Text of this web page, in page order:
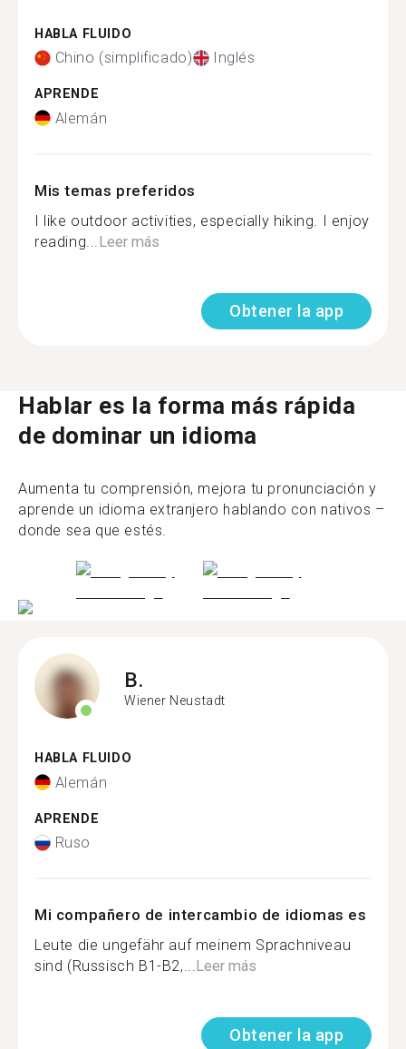
HABLA FLUIDO
Chino (simplificado) Inglés
APRENDE
Alemán
Mis temas preferidos
I like outdoor activities, especially hiking. I enjoy
reading... Leer más
Obtener la app
Hablar es la forma más rápida
de dominar un idioma
Aumenta tu comprensión, mejora tu pronunciación y
aprende un idioma extranjero hablando con nativos –
donde sea que estés.
B.
Wiener Neustadt
HABLA FLUIDO
Alemán
APRENDE
Ruso
Mi compañero de intercambio de idiomas es
Leute die ungefähr auf meinem Sprachniveau
sind (Russisch B1-B2,...Leer más
Obtener la app